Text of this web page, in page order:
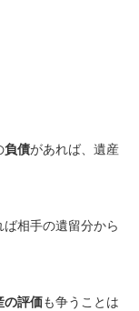
負債があれば、遺産
ば相手の遺留分から
の評価も争うことは